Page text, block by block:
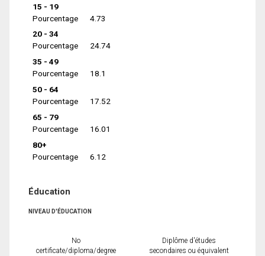
15 - 19
Pourcentage
4.73
20 - 34
Pourcentage
24.74
35 - 49
Pourcentage
18.1
50 - 64
Pourcentage
17.52
65 - 79
Pourcentage
16.01
80+
Pourcentage
6.12
Éducation
NIVEAU D'ÉDUCATION
No
certificate/diploma/degree
Diplôme d'études
secondaires ou équivalent